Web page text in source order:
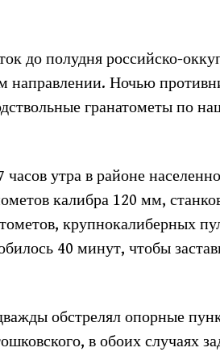
до полудня российско-
направлении. Ночью
гранатометы по
часов утра в районе
калибра 120 мм,
крупнокалиберных
40 минут, чтобы
обстрелял опорные
в обоих случаях